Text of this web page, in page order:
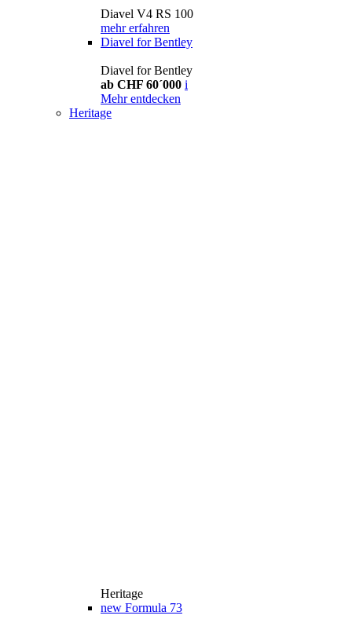
Diavel V4 RS 100
mehr erfahren
Diavel for Bentley
Diavel for Bentley
ab CHF 60´000 i
Mehr entdecken
Heritage
Heritage
new Formula 73